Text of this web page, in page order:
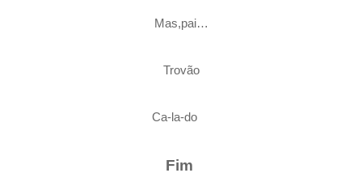
Mas,pai…
Trovão
Ca-la-do
Fim